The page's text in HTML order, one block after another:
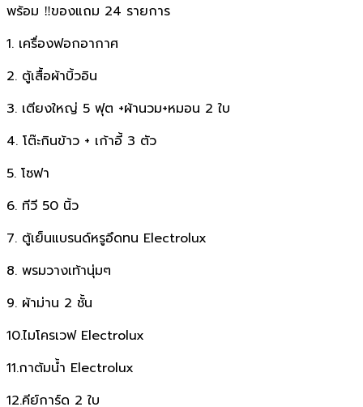
พร้อม ‼️ของแถม 24 รายการ
1. เครื่องฟอกอากาศ
2. ตู้เสื้อผ้าบิ้วอิน
3. เตียงใหญ่ 5 ฟุต +ผ้านวม+หมอน 2 ใบ
4. โต๊ะกินข้าว + เก้าอี้ 3 ตัว
5. โซฟา
6. ทีวี 50 นิ้ว
7. ตู้เย็นแบรนด์หรูอึดทน Electrolux
8. พรมวางเท้านุ่มๆ
9. ผ้าม่าน 2 ชั้น
10.ไมโครเวฟ Electrolux
11.กาต้มน้ำ Electrolux
12.คีย์การ์ด 2 ใบ